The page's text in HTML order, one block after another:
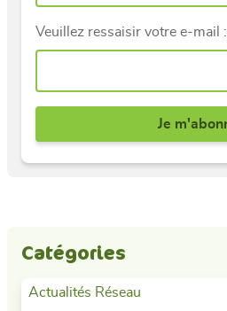
Veuillez ressaisir votre e-mail :
Catégories
Actualités Réseau